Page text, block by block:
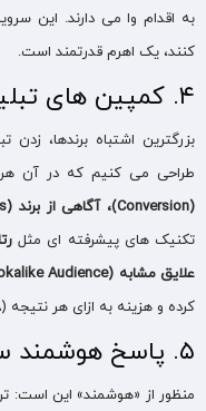
به اقدام وا می دارند. این
کنند، یک اهرم قدرتمند است.
۴. کمپین های تبلیغاتی بهینه
بزرگترین اشتباه برندها،
طراحی می کنیم که در آن
(Conversion)
، آگاهی از برند (Awareness)
تکنیک های پیشرفته ای مثل
علایق مشابه (Lookalike Audience)
کرده و هزینه به ازای هر نتیجه (CPA) را تا ۴۰ درصد کاهش می دهیم.
۵. پاسخ هوشمند سوشال مدیا
منظور از «هوشمند» این است: